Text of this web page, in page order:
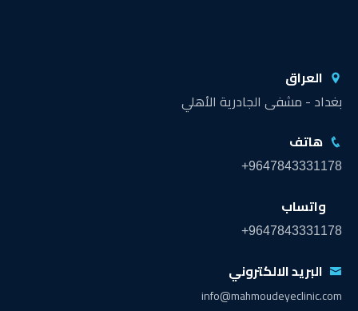
العراق
بغداد - مشفى الجادرية الأهلي
هاتف
+9647843331178
واتساب
+9647843331178
البريد الالكتروني
info@mahmoudeyeclinic.com